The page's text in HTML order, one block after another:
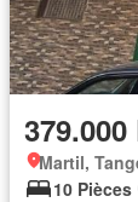
379.000
Martil,
10 Pièces